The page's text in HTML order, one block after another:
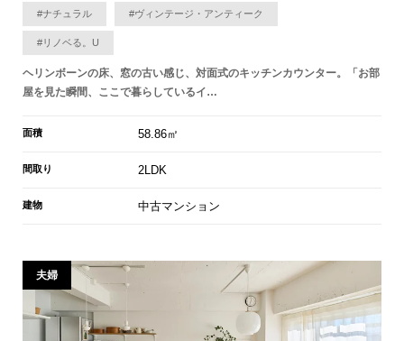
#ナチュラル #ヴィンテージ・アンティーク
#リノベる。U
ヘリンボーンの床、窓の古い感じ、対面式のキッチンカウンター。「お部
屋を見た瞬間、ここで暮らしているイ…
面積 58.86㎡
間取り 2LDK
建物 中古マンション
夫婦